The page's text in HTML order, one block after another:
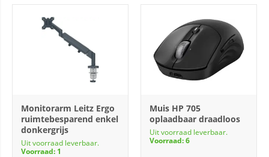
Monitorarm Leitz Ergo
ruimtebesparend enkel
donkergrijs
Uit voorraad leverbaar.
Voorraad: 1
Muis HP 705
oplaadbaar draadloos
Uit voorraad leverbaar.
Voorraad: 6